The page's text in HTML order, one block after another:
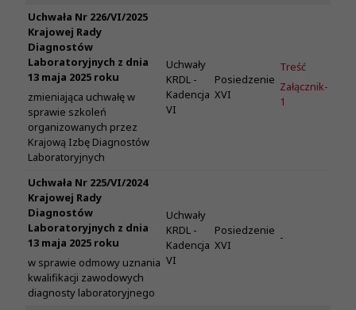
Uchwała Nr 226/VI/2025
Krajowej Rady
Diagnostów
Laboratoryjnych z dnia
13 maja 2025 roku
zmieniająca uchwałę w
sprawie szkoleń
organizowanych przez
Krajową Izbę Diagnostów
Laboratoryjnych
Uchwały
KRDL -
Kadencja
VI
Posiedzenie
XVI
Treść
Załącznik-
1
Uchwała Nr 225/VI/2024
Krajowej Rady
Diagnostów
Laboratoryjnych z dnia
13 maja 2025 roku
w sprawie odmowy uznania
kwalifikacji zawodowych
diagnosty laboratoryjnego
Uchwały
KRDL -
Kadencja
VI
Posiedzenie
XVI
-